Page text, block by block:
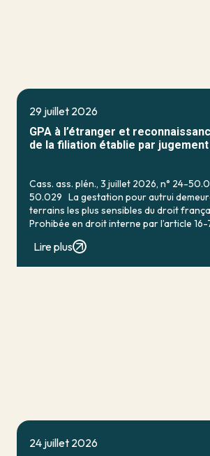
29 juillet 2026
GPA à l’étranger et
de la filiation établie par
Cass. ass. plén., 3 juillet 2026, n° 24-
50.029 La gestation pour autrui
terrains les plus sensibles du droit
Prohibée en droit interne par l’article 16-
Lire plus
24 juillet 2026